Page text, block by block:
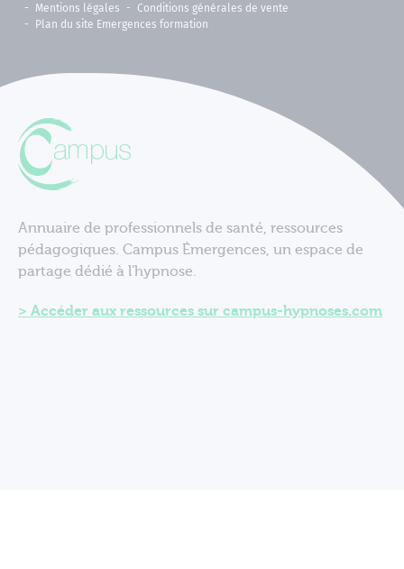
Mentions légales
Conditions générales de vente
Plan du site Emergences formation
Annuaire de professionnels de santé, ressources
pédagogiques. Campus Émergences, un espace de
partage dédié à l'hypnose.
Accéder aux ressources sur campus-hypnoses.com